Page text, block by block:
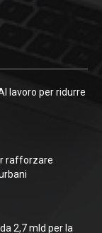
lavoro per ridurre
rafforzare
2,7 mld per la